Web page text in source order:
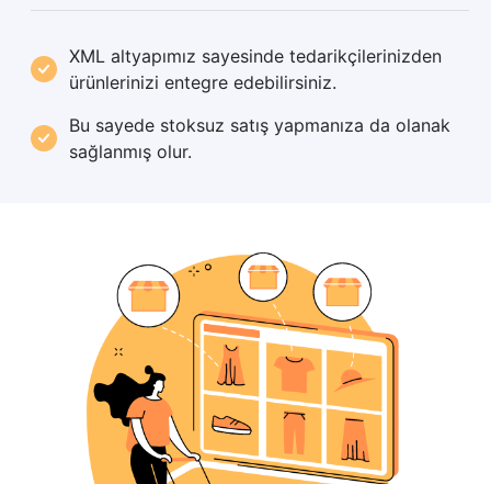
XML altyapımız sayesinde tedarikçilerinizden
ürünlerinizi entegre edebilirsiniz.
Bu sayede stoksuz satış yapmanıza da olanak
sağlanmış olur.